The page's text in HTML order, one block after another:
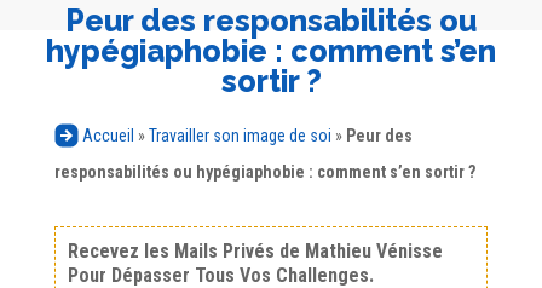
Peur des responsabilités ou
hypégiaphobie : comment s’en
sortir ?
Accueil »Travailler son image de soi » Peur des
responsabilités ou hypégiaphobie : comment s’en sortir ?
Recevez les Mails Privés de Mathieu Vénisse
Pour Dépasser Tous Vos Challenges.